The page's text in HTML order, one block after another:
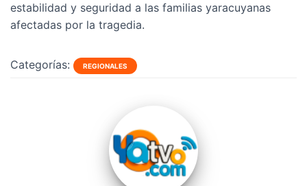
estabilidad y seguridad a las familias yaracuyanas
afectadas por la tragedia.
Categorías: REGIONALES